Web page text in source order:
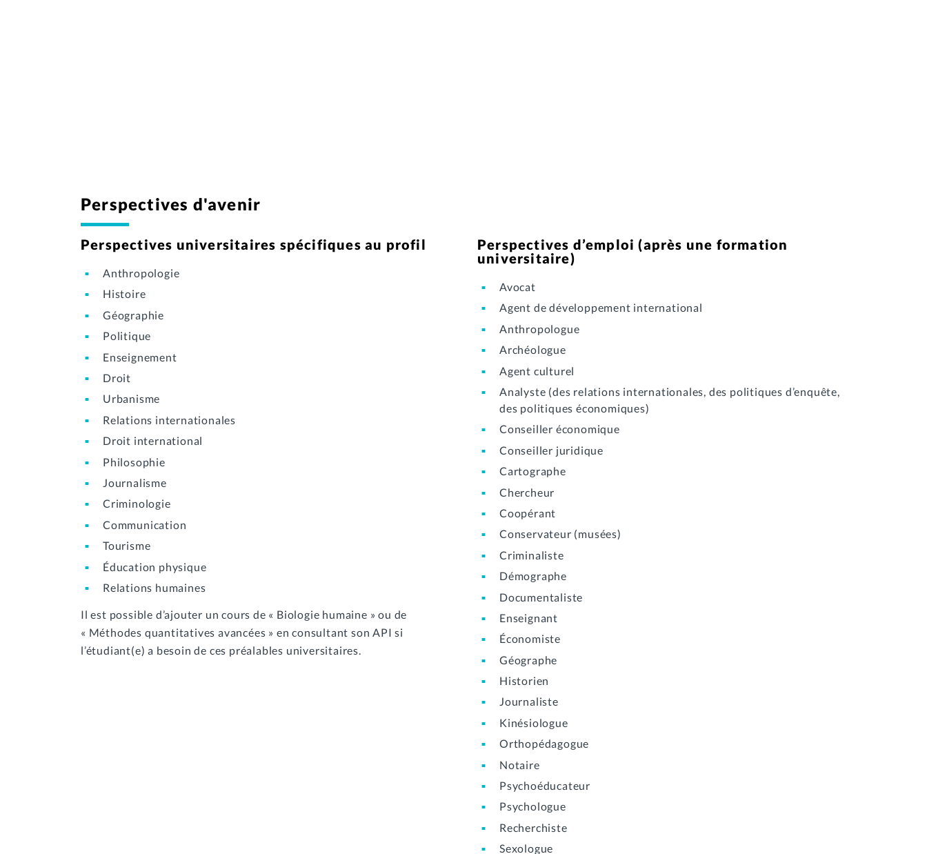
Perspectives d'avenir
Perspectives universitaires spécifiques au profil
Anthropologie
Histoire
Géographie
Politique
Enseignement
Droit
Urbanisme
Relations internationales
Droit international
Philosophie
Journalisme
Criminologie
Communication
Tourisme
Éducation physique
Relations humaines
Il est possible d’ajouter un cours de « Biologie humaine » ou de
« Méthodes quantitatives avancées » en consultant son API si
l’étudiant(e) a besoin de ces préalables universitaires.
Perspectives d’emploi (après une formation
universitaire)
Avocat
Agent de développement international
Anthropologue
Archéologue
Agent culturel
Analyste (des relations internationales, des politiques d’enquête,
des politiques économiques)
Conseiller économique
Conseiller juridique
Cartographe
Chercheur
Coopérant
Conservateur (musées)
Criminaliste
Démographe
Documentaliste
Enseignant
Économiste
Géographe
Historien
Journaliste
Kinésiologue
Orthopédagogue
Notaire
Psychoéducateur
Psychologue
Recherchiste
Sexologue